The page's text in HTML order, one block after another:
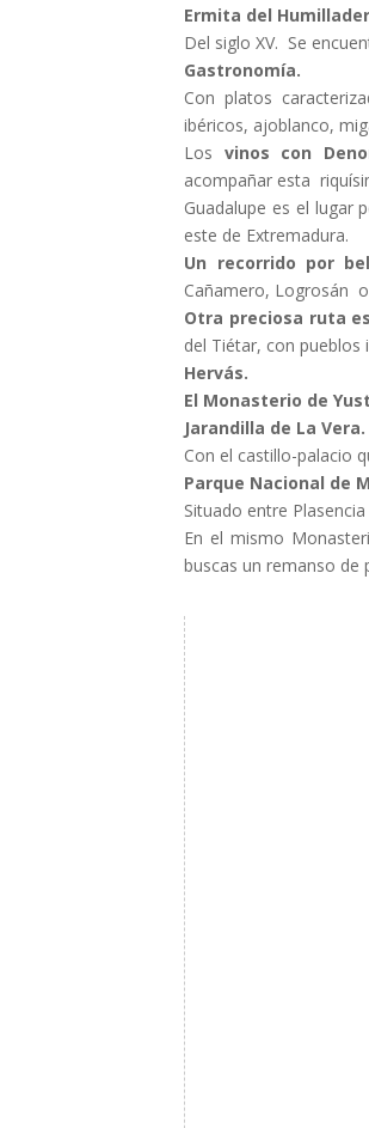
Ermita del
Del siglo XV. Se
Gastronomía.
Con platos
ibéricos, ajoblanco,
Los vinos con
acompañar esta
Guadalupe es el lugar
este de Extremadura.
Un recorrido por
Cañamero, Logrosán
Otra preciosa ruta
del Tiétar, con pueblos
Hervás.
El Monasterio de
Jarandilla de La Vera.
Con el castillo-palacio
Parque Nacional de
Situado entre
En el mismo
buscas un remanso de